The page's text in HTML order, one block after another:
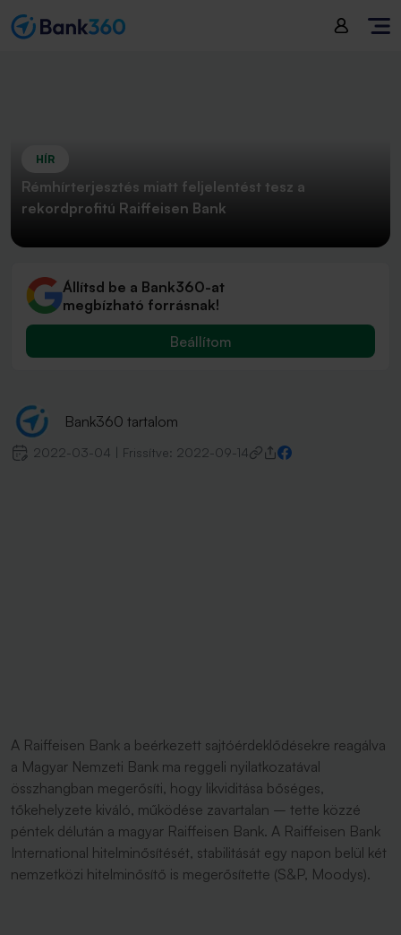
HÍR
Rémhírterjesztés miatt feljelentést tesz a
rekordprofitú Raiffeisen Bank
Állítsd be a Bank360-at
megbízható forrásnak!
Beállítom
Bank360 tartalom
2022-03-04 Frissítve: 2022-09-14
A Raiffeisen Bank a beérkezett sajtóérdeklődésekre reagálva
a Magyar Nemzeti Bank ma reggeli nyilatkozatával
összhangban megerősíti, hogy likviditása bőséges,
tőkehelyzete kiváló, működése zavartalan – tette közzé
péntek délután a magyar Raiffeisen Bank. A Raiffeisen Bank
International hitelminősítését, stabilitását egy napon belül két
nemzetközi hitelminősítő is megerősítette (S&P, Moodys).